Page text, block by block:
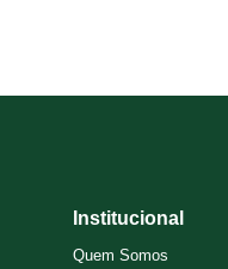
Institucional
Quem Somos